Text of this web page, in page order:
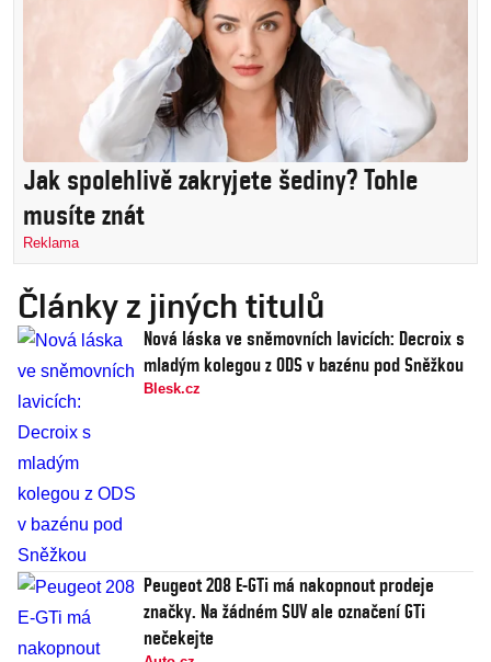
Jak spolehlivě zakryjete šediny? Tohle
musíte znát
Reklama
Články z jiných titulů
Nová láska ve sněmovních lavicích: Decroix s
mladým kolegou z ODS v bazénu pod Sněžkou
Blesk.cz
Peugeot 208 E-GTi má nakopnout prodeje
značky. Na žádném SUV ale označení GTi
nečekejte